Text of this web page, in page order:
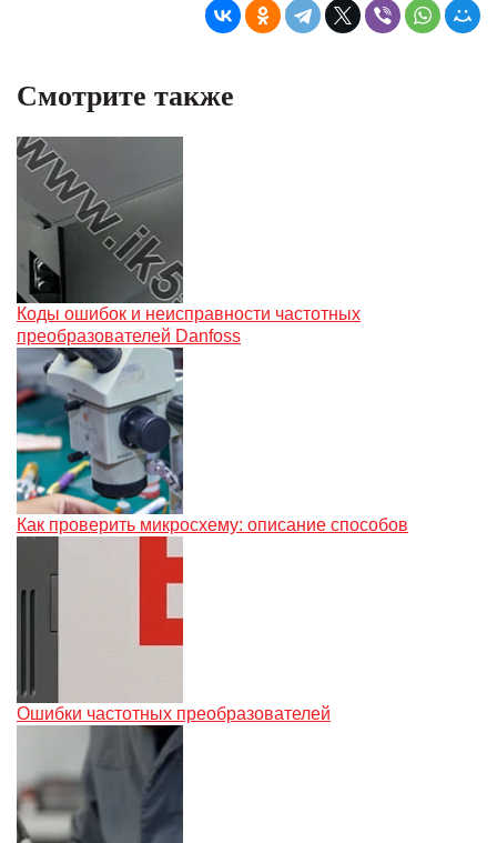
Смотрите также
Коды ошибок и неисправности частотных
преобразователей Danfoss
Как проверить микросхему: описание способов
Ошибки частотных преобразователей